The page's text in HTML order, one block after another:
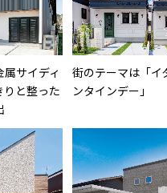
サイディ
りと整った
街のテーマは「イ
ンタインデー」